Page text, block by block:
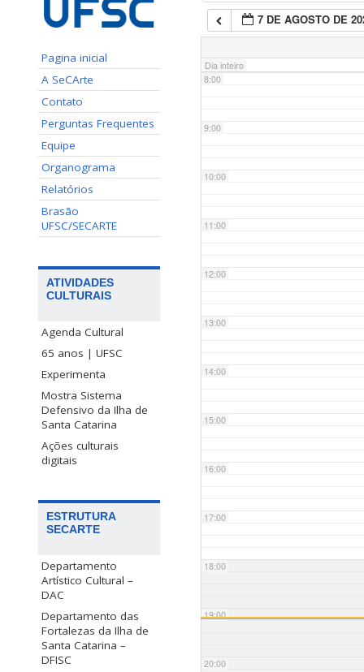
Pagina inicial
A SeCArte
Contato
Perguntas Frequentes
Equipe
Organograma
Relatórios
Brasão
UFSC/SECARTE
ATIVIDADES
CULTURAIS
Agenda Cultural
65 anos | UFSC
Experimenta
Mostra Sistema
Defensivo da Ilha de
Santa Catarina
Ações culturais
digitais
ESTRUTURA
SECARTE
Departamento
Artístico Cultural –
DAC
Departamento das
Fortalezas da Ilha de
Santa Catarina –
DFISC
7 DE AGOSTO DE
Dia inteiro
7:00
8:00
9:00
10:00
11:00
12:00
13:00
14:00
15:00
16:00
17:00
18:00
19:00
20:00